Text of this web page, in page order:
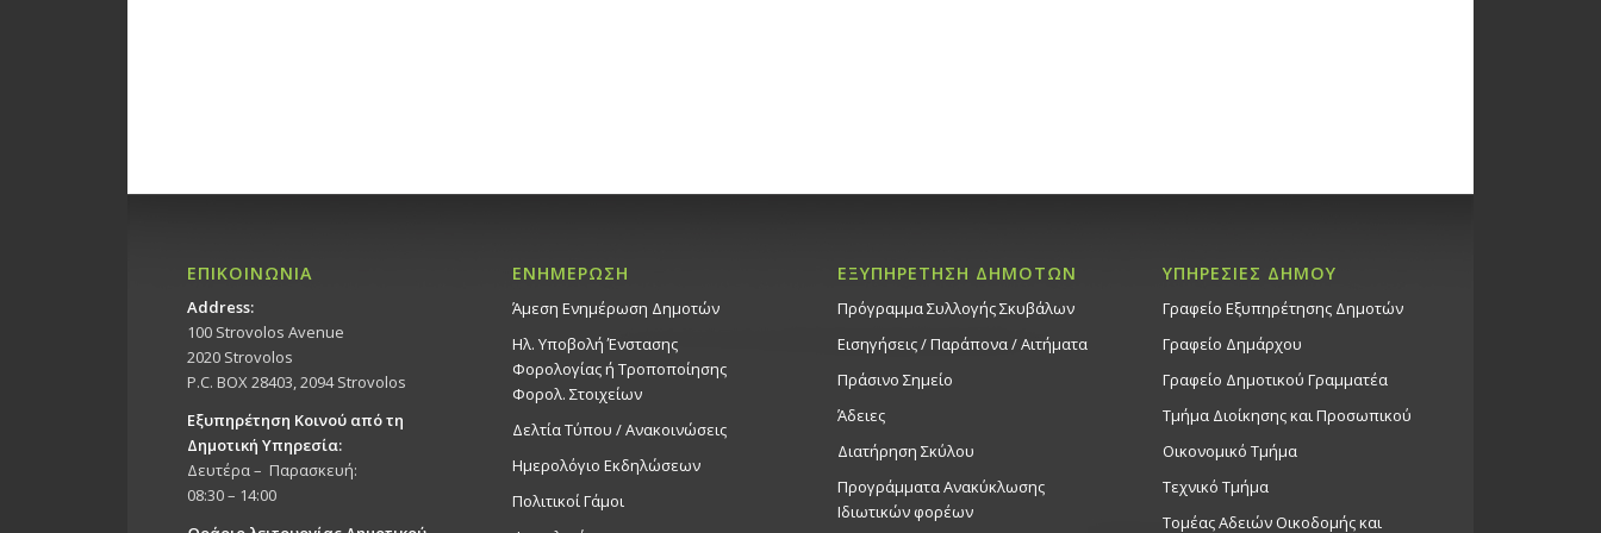
ΕΠΙΚΟΙΝΩΝΙΑ
Address:
100 Strovolos Avenue
2020 Strovolos
P.C. BOX 28403, 2094 Strovolos
Εξυπηρέτηση Κοινού από τη
Δημοτική Υπηρεσία:
Δευτέρα – Παρασκευή:
08:30 – 14:00
ΕΝΗΜΕΡΩΣΗ
Άμεση Ενημέρωση Δημοτών
Ηλ. Υποβολή Ένστασης
Φορολογίας ή Τροποποίησης
Φορολ. Στοιχείων
Δελτία Τύπου / Ανακοινώσεις
Ημερολόγιο Εκδηλώσεων
Πολιτικοί Γάμοι
ΕΞΥΠΗΡΕΤΗΣΗ ΔΗΜΟΤΩΝ
Πρόγραμμα Συλλογής Σκυβάλων
Εισηγήσεις / Παράπονα / Αιτήματα
Πράσινο Σημείο
Άδειες
Διατήρηση Σκύλου
Προγράμματα Ανακύκλωσης
Ιδιωτικών φορέων
ΥΠΗΡΕΣΙΕΣ ΔΗΜΟΥ
Γραφείο Εξυπηρέτησης Δημοτών
Γραφείο Δημάρχου
Γραφείο Δημοτικού Γραμματέα
Τμήμα Διοίκησης και Προσωπικού
Οικονομικό Τμήμα
Τεχνικό Τμήμα
Τομέας Αδειών Οικοδομής και